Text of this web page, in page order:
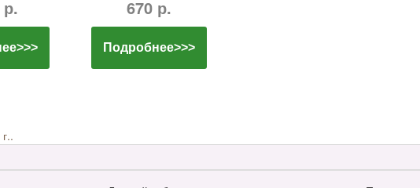
р. 670 р.
Подробнее>>>